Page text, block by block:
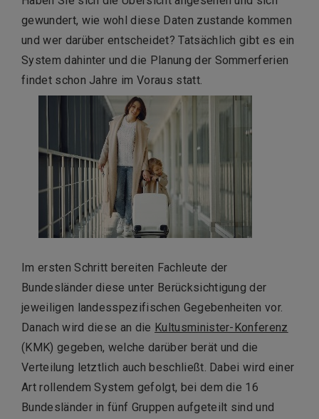
gewundert, wie wohl diese Daten zustande kommen
und wer darüber entscheidet? Tatsächlich gibt es ein
System dahinter und die Planung der Sommerferien
findet schon Jahre im Voraus statt.
Im ersten Schritt bereiten Fachleute der
Bundesländer diese unter Berücksichtigung der
jeweiligen landesspezifischen Gegebenheiten vor.
Danach wird diese an die Kultusminister-Konferenz
(KMK) gegeben, welche darüber berät und die
Verteilung letztlich auch beschließt. Dabei wird einer
Art rollendem System gefolgt, bei dem die 16
Bundesländer in fünf Gruppen aufgeteilt sind und